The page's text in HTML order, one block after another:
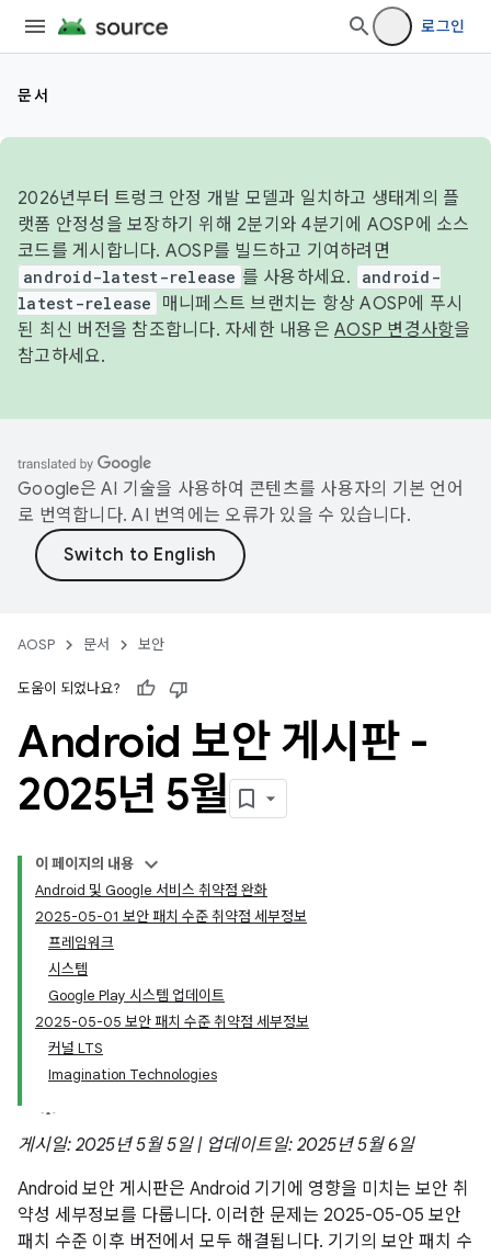
로그인
문서
2026년부터 트렁크 안정 개발 모델과 일치하고 생태계의 플
랫폼 안정성을 보장하기 위해 2분기와 4분기에 AOSP에 소스
코드를 게시합니다. AOSP를 빌드하고 기여하려면
android-latest-release 를 사용하세요.
android-
latest-release
매니페스트 브랜치는 항상 AOSP에 푸시
된 최신 버전을 참조합니다. 자세한 내용은 AOSP 변경사항을
참고하세요.
Google은 AI 기술을 사용하여 콘텐츠를 사용자의 기본 언어
로 번역합니다. AI 번역에는 오류가 있을 수 있습니다.
AOSP 문서 보안
도움이 되었나요?
Android 보안 게시판 -
2025년 5월
이 페이지의 내용
Android 및 Google 서비스 취약점 완화
2025-05-01 보안 패치 수준 취약점 세부정보
프레임워크
시스템
Google Play 시스템 업데이트
2025-05-05 보안 패치 수준 취약점 세부정보
커널 LTS
Imagination Technologies
게시일: 2025년 5월 5일 | 업데이트일: 2025년 5월 6일
Android 보안 게시판은 Android 기기에 영향을 미치는 보안 취
약성 세부정보를 다룹니다. 이러한 문제는 2025-05-05 보안
패치 수준 이후 버전에서 모두 해결됩니다. 기기의 보안 패치 수